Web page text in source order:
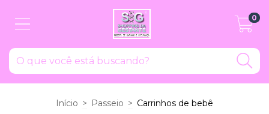
0
Início > Passeio > Carrinhos de bebê